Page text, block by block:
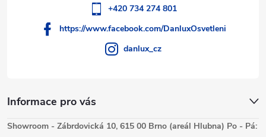
Informace pro vás
+420 734 274 801
https://www.facebook.com/DanluxOsvetleni
danlux_cz
Showroom - Zábrdovická 10, 615 00 Brno (areál Hlubna) Po - Pá: